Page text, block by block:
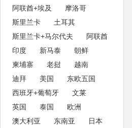
阿联酋+埃及
摩洛哥
斯里兰卡
土耳其
斯里兰卡+马尔代夫
阿联酋
印度
新马泰
朝鲜
柬埔寨
老挝
越南
迪拜
美国
东欧五国
西班牙+葡萄牙
文莱
英国
泰国
欧洲
澳大利亚
东南亚
日本